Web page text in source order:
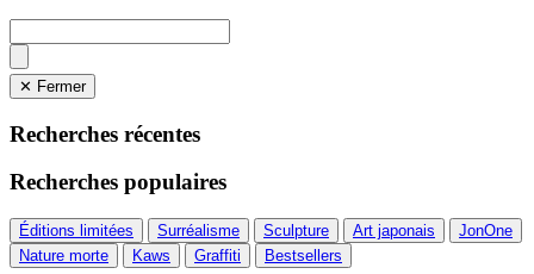
✕ Fermer
Recherches récentes
Recherches populaires
Éditions limitées Surréalisme Sculpture Art japonais
JonOne
Nature morte
Kaws Graffiti Bestsellers